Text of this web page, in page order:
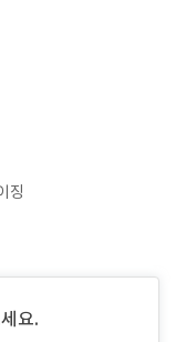
징
요.